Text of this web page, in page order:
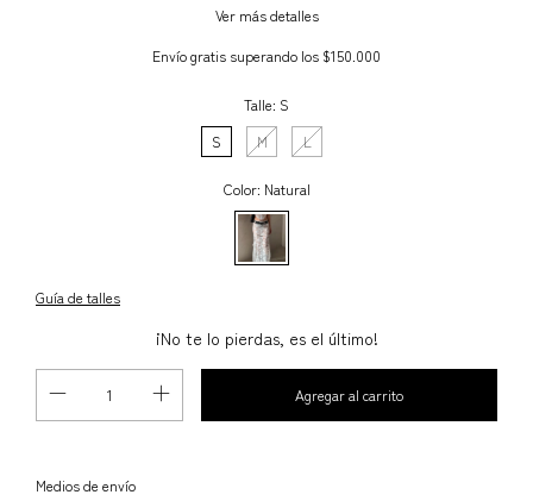
Ver más detalles
Envío gratis superando los $150.000
Talle: S
S
M L
Color: Natural
Guía de talles
¡No te lo pierdas, es el último!
Entregas para el CP:
Medios de envío